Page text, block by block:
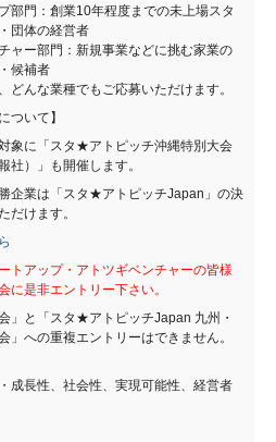
部門：創業10年程度までの未上場スタ
団体の経営者
ャー部門：新規事業などに挑む家業の
候補者
どんな業種でもご応募いただけます。
ついて】
象に「スタ★アトピッチ沖縄特別大会
社）」も開催します。
企業は「スタ★アトピッチJapan」の決
だけます。
トアップ・アトツギベンチャーの皆様
に是非エントリー下さい。
」と「スタ★アトピッチJapan 九州・
」への重複エントリーはできません。
成長性、社会性、実現可能性、経営者